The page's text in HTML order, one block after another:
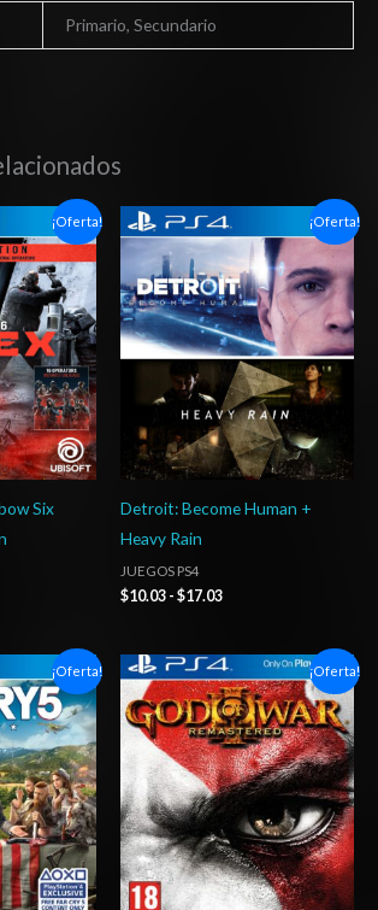
Primario, Secundario
¡Oferta!
Six
¡Oferta!
Detroit: Become Human +
Heavy Rain
JUEGOS PS4
$10.03 - $17.03
Rango
de
precios:
desde
$10.03
hasta
$17.03
¡Oferta! ¡Oferta!
Rango
de
precios:
desde
$6.03
hasta
$10.03